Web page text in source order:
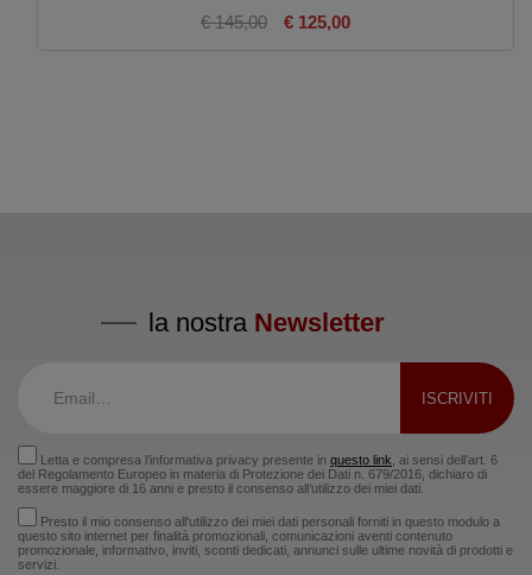
€ 145,00 € 125,00
la nostra Newsletter
Letta e compresa l’informativa privacy presente in questo link , ai sensi dell’art. 6
del Regolamento Europeo in materia di Protezione dei Dati n. 679/2016, dichiaro di
essere maggiore di 16 anni e presto il consenso all’utilizzo dei miei dati.
Presto il mio consenso all'utilizzo dei miei dati personali forniti in questo modulo a
questo sito internet per finalità promozionali, comunicazioni aventi contenuto
promozionale, informativo, inviti, sconti dedicati, annunci sulle ultime novità di prodotti e
servizi.